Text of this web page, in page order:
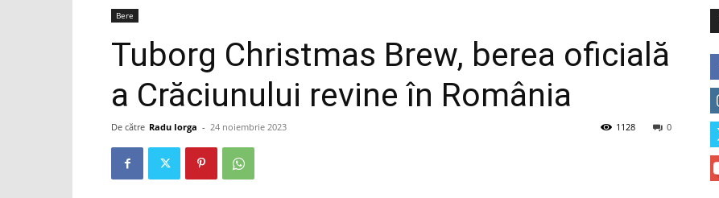
Bere
Tuborg Christmas Brew, berea oficială
a Crăciunului revine în România
De către Radu Iorga - 24 noiembrie 2023 0
1128